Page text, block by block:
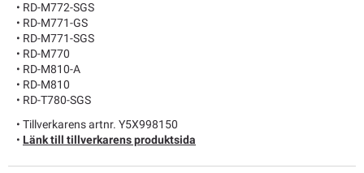
• RD-M772-SGS
• RD-M771-GS
• RD-M771-SGS
• RD-M770
• RD-M810-A
• RD-M810
• RD-T780-SGS
• Tillverkarens artnr. Y5X998150
• Länk till tillverkarens produktsida